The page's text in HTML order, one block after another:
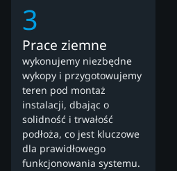
3
Prace ziemne
wykonujemy niezbędne
wykopy i przygotowujemy
teren pod montaż
instalacji, dbając o
solidność i trwałość
podłoża, co jest kluczowe
dla prawidłowego
funkcjonowania systemu.